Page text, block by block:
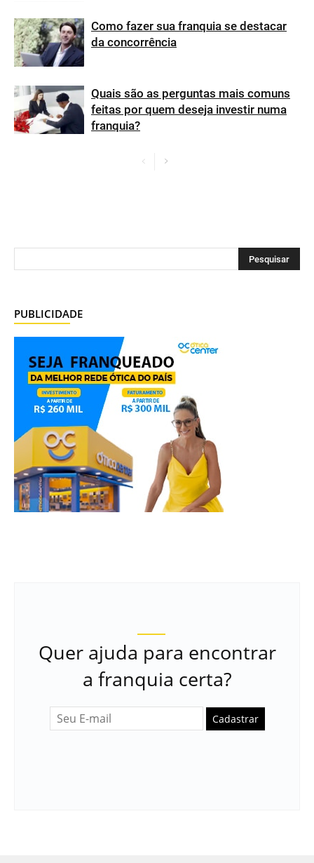
Como fazer sua franquia se destacar
da concorrência
Quais são as perguntas mais comuns
feitas por quem deseja investir numa
franquia?
PUBLICIDADE
Quer ajuda para encontrar
a franquia certa?
Cadastrar